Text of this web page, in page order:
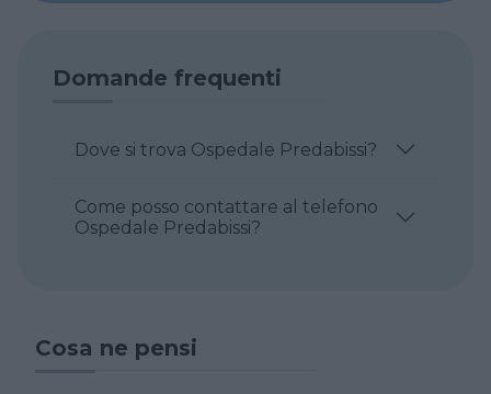
Domande frequenti
Dove si trova Ospedale Predabissi?
Come posso contattare al telefono
Ospedale Predabissi?
Cosa ne pensi